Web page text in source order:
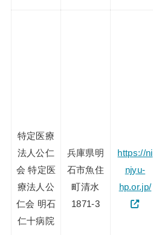
特定医療
法人公仁
会 特定医
療法人公
仁会 明石
仁十病院
兵庫県明
石市魚住
町清水
1871-3
https://ni
njyu-
hp.or.jp/